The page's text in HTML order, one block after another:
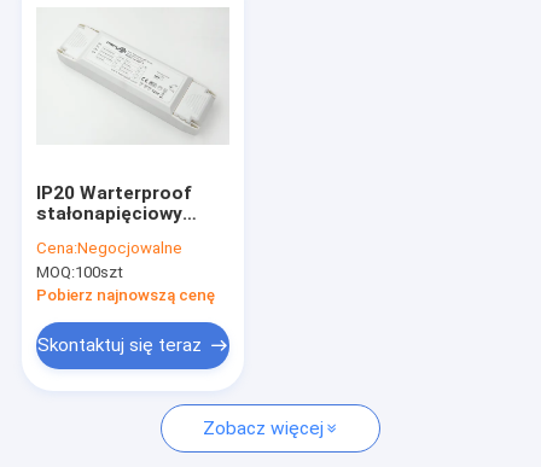
IP20 Warterproof
stałonapięciowy
wat
Cena:Negocjowalne
MOQ:100szt
Pobierz najnowszą cenę
Skontaktuj się teraz
Zobacz więcej